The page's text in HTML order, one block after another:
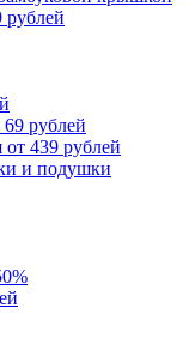
рублей
от 439 рублей
и подушки